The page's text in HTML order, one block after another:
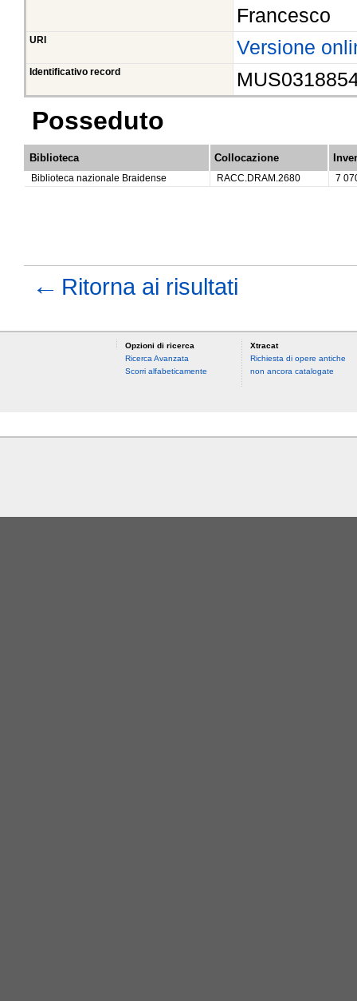
Francesco
URI Versione
Identificativo record
Posseduto
Biblioteca Collocazione
Biblioteca nazionale Braidense RACC.DRAM.2680 7
← Ritorna ai risultati
Opzioni di ricerca
Ricerca Avanzata
Scorri alfabeticamente
Xtracat
Richiesta di opere antiche
non ancora catalogate